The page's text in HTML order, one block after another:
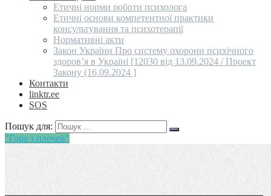
Етичні норми роботи психолога
Етичні основи компетентної практики
консультування та психотерапії
Нормативні акти
Закон України Про систему охорони психічного
здоров’я в Україні [12030 від 13.09.2024 / Проект
Закону (16.09.2024 ]
Контакти
linktr.ee
SOS
Пошук для:
"Гора з плечей"